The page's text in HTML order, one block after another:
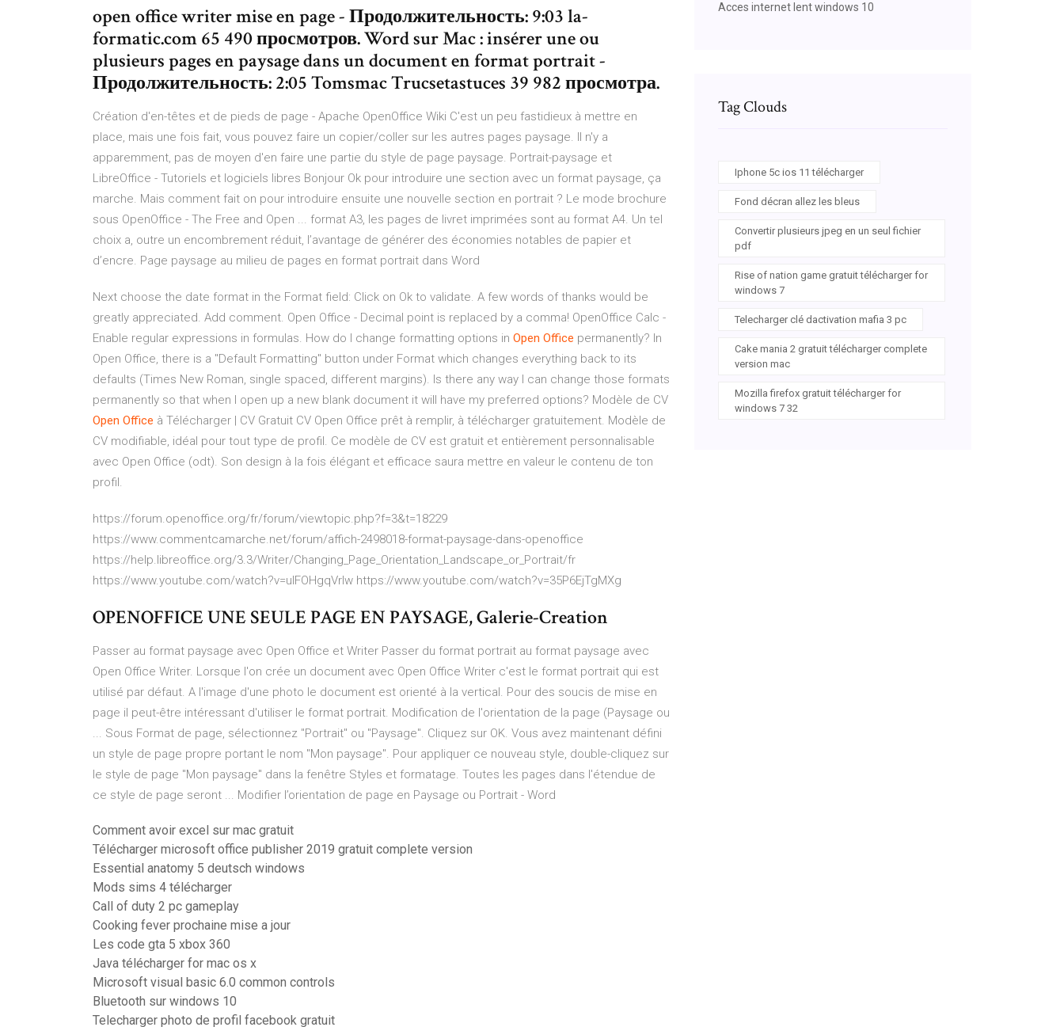
open office writer mise en page - Продолжительность: 9:03 la-
formatic.com 65 490 просмотров. Word sur Mac : insérer une ou
plusieurs pages en paysage dans un document en format portrait -
Продолжительность: 2:05 Tomsmac Trucsetastuces 39 982 просмотра.
Création d'en-têtes et de pieds de page - Apache OpenOffice Wiki C'est un peu fastidieux à mettre en
place, mais une fois fait, vous pouvez faire un copier/coller sur les autres pages paysage. Il n'y a
apparemment, pas de moyen d'en faire une partie du style de page paysage. Portrait-paysage et
LibreOffice - Tutoriels et logiciels libres Bonjour Ok pour introduire une section avec un format paysage, ça
marche. Mais comment fait on pour introduire ensuite une nouvelle section en portrait ? Le mode brochure
sous OpenOffice - The Free and Open ... format A3, les pages de livret imprimées sont au format A4. Un tel
choix a, outre un encombrement réduit, l’avantage de générer des économies notables de papier et
d’encre. Page paysage au milieu de pages en format portrait dans Word
Next choose the date format in the Format field: Click on Ok to validate. A few words of thanks would be
greatly appreciated. Add comment. Open Office - Decimal point is replaced by a comma! OpenOffice Calc -
Enable regular expressions in formulas. How do I change formatting options in Open Office permanently? In
Open Office, there is a "Default Formatting" button under Format which changes everything back to its
defaults (Times New Roman, single spaced, different margins). Is there any way I can change those formats
permanently so that when I open up a new blank document it will have my preferred options? Modèle de CV
Open Office à Télécharger | CV Gratuit CV Open Office prêt à remplir, à télécharger gratuitement. Modèle de
CV modifiable, idéal pour tout type de profil. Ce modèle de CV est gratuit et entièrement personnalisable
avec Open Office (odt). Son design à la fois élégant et efficace saura mettre en valeur le contenu de ton
profil.
https://forum.openoffice.org/fr/forum/viewtopic.php?f=3&t=18229
https://www.commentcamarche.net/forum/affich-2498018-format-paysage-dans-openoffice
https://help.libreoffice.org/3.3/Writer/Changing_Page_Orientation_Landscape_or_Portrait/fr
https://www.youtube.com/watch?v=uIFOHgqVrIw https://www.youtube.com/watch?v=35P6EjTgMXg
OPENOFFICE UNE SEULE PAGE EN PAYSAGE, Galerie-Creation
Passer au format paysage avec Open Office et Writer Passer du format portrait au format paysage avec
Open Office Writer. Lorsque l'on crée un document avec Open Office Writer c'est le format portrait qui est
utilisé par défaut. A l'image d'une photo le document est orienté à la vertical. Pour des soucis de mise en
page il peut-être intéressant d'utiliser le format portrait. Modification de l'orientation de la page (Paysage ou
... Sous Format de page, sélectionnez "Portrait" ou "Paysage". Cliquez sur OK. Vous avez maintenant défini
un style de page propre portant le nom "Mon paysage". Pour appliquer ce nouveau style, double-cliquez sur
le style de page "Mon paysage" dans la fenêtre Styles et formatage. Toutes les pages dans l'étendue de
ce style de page seront ... Modifier l’orientation de page en Paysage ou Portrait - Word
Comment avoir excel sur mac gratuit
Télécharger microsoft office publisher 2019 gratuit complete version
Essential anatomy 5 deutsch windows
Mods sims 4 télécharger
Call of duty 2 pc gameplay
Cooking fever prochaine mise a jour
Les code gta 5 xbox 360
Java télécharger for mac os x
Microsoft visual basic 6.0 common controls
Bluetooth sur windows 10
Telecharger photo de profil facebook gratuit
Acces internet lent windows 10
Tag Clouds
Iphone 5c ios 11 télécharger
Fond décran allez les bleus
Convertir plusieurs jpeg en un seul fichier
pdf
Rise of nation game gratuit télécharger for
windows 7
Telecharger clé dactivation mafia 3 pc
Cake mania 2 gratuit télécharger complete
version mac
Mozilla firefox gratuit télécharger for
windows 7 32